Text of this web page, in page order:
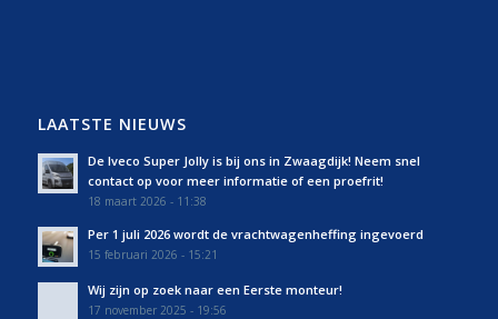
LAATSTE NIEUWS
De Iveco Super Jolly is bij ons in Zwaagdijk! Neem snel
contact op voor meer informatie of een proefrit!
18 maart 2026 - 11:38
Per 1 juli 2026 wordt de vrachtwagenheffing ingevoerd
15 februari 2026 - 15:21
Wij zijn op zoek naar een Eerste monteur!
17 november 2025 - 19:56